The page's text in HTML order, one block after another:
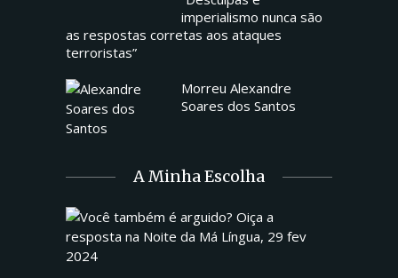
imperialismo nunca são
as respostas corretas aos ataques
terroristas”
Morreu Alexandre
Soares dos Santos
A Minha Escolha